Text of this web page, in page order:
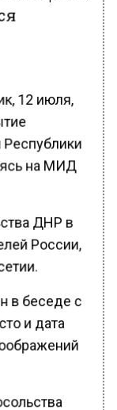
12 июля,
на МИД
ДНР в
России,
в беседе с
и дата